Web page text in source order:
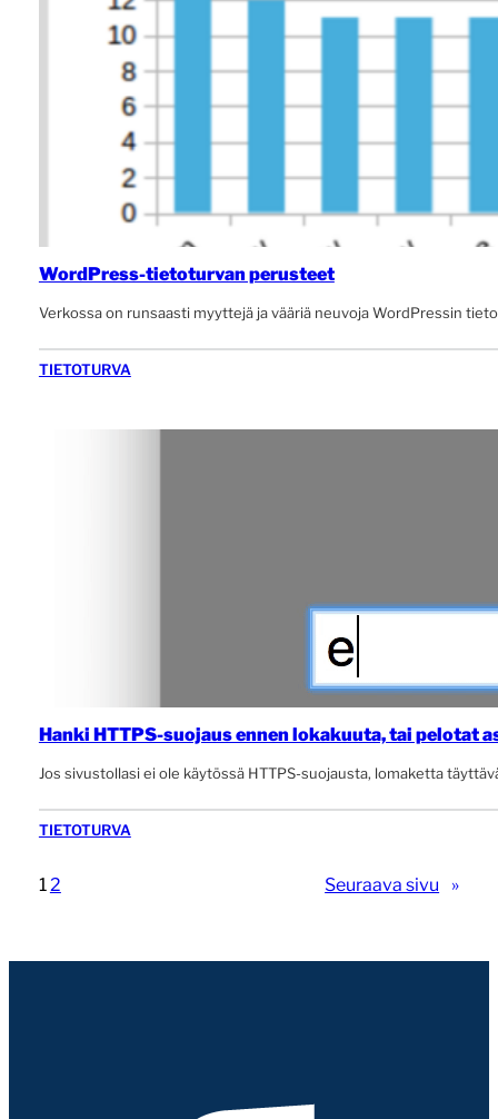
WordPress-tietoturvan perusteet
Verkossa on runsaasti myyttejä ja vääriä neuvoja WordPressin
TIETOTURVA
Hanki HTTPS-suojaus ennen lokakuuta, tai pelotat
Jos sivustollasi ei ole käytössä HTTPS-suojausta, lomaketta
TIETOTURVA
1 2 Seuraava sivu »